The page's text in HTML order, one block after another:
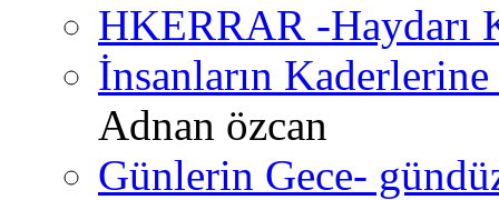
HKERRAR -Haydarı
İnsanların
Adnan özcan
Günlerin Gece-